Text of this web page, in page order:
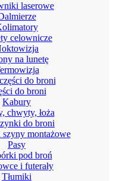
laserowe
celownicze
na lunetę
do broni
do broni
Kabury
chwyty, łoża
do broni
szyny montażowe
Pasy
pod broń
i futerały
Tłumiki